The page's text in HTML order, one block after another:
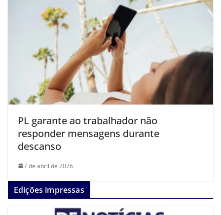
PL garante ao trabalhador não
responder mensagens durante
descanso
7 de abril de 2026
Edições impressas